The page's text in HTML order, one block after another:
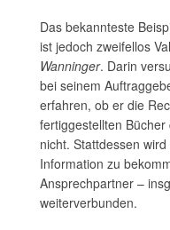
Das bekannteste
ist jedoch zweifellos
Wanninger. Darin
bei seinem
erfahren, ob er die
fertiggestellten
nicht. Stattdessen
Information zu
Ansprechpartner –
weiterverbunden.